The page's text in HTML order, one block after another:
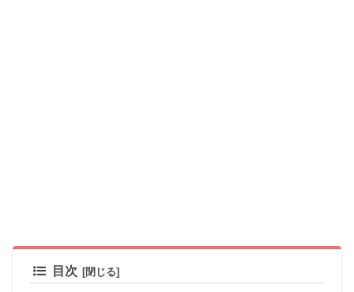
目次